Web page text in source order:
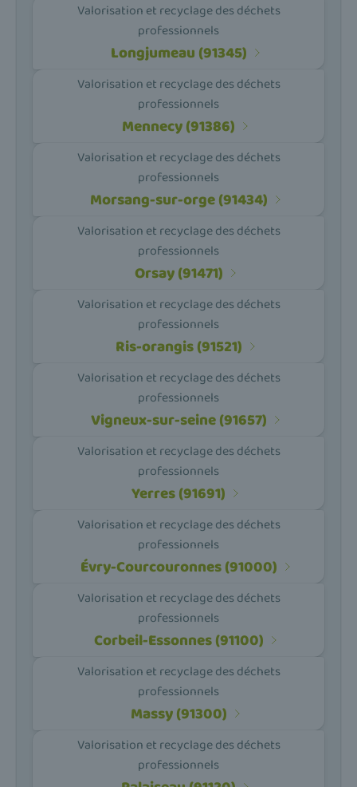
Valorisation et recyclage des déchets
professionnels
Longjumeau (91345)
Valorisation et recyclage des déchets
professionnels
Mennecy (91386)
Valorisation et recyclage des déchets
professionnels
Morsang-sur-orge (91434)
Valorisation et recyclage des déchets
professionnels
Orsay (91471)
Valorisation et recyclage des déchets
professionnels
Ris-orangis (91521)
Valorisation et recyclage des déchets
professionnels
Vigneux-sur-seine (91657)
Valorisation et recyclage des déchets
professionnels
Yerres (91691)
Valorisation et recyclage des déchets
professionnels
Évry-Courcouronnes (91000)
Valorisation et recyclage des déchets
professionnels
Corbeil-Essonnes (91100)
Valorisation et recyclage des déchets
professionnels
Massy (91300)
Valorisation et recyclage des déchets
professionnels